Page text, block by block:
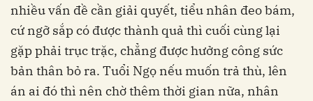
nhiều vấn đề cần giải quyết, tiểu nhân đeo bám,
cứ ngỡ sắp có được thành quả thì cuối cùng lại
gặp phải trục trặc, chẳng được hưởng công sức
bản thân bỏ ra. Tuổi Ngọ nếu muốn trả thù, lên
án ai đó thì nên chờ thêm thời gian nữa, nhân